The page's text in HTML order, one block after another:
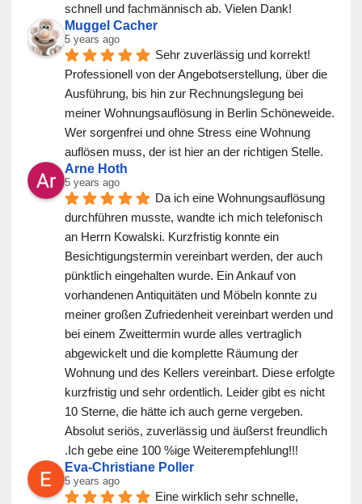
schnell und fachmännisch ab. Vielen Dank!
Muggel Cacher
5 years ago
Sehr zuverlässig und korrekt!
Professionell von der Angebotserstellung, über die
Ausführung, bis hin zur Rechnungslegung bei
meiner Wohnungsauflösung in Berlin Schöneweide.
Wer sorgenfrei und ohne Stress eine Wohnung
auflösen muss, der ist hier an der richtigen Stelle.
Arne Hoth
5 years ago
Da ich eine Wohnungsauflösung
durchführen musste, wandte ich mich telefonisch
an Herrn Kowalski. Kurzfristig konnte ein
Besichtigungstermin vereinbart werden, der auch
pünktlich eingehalten wurde. Ein Ankauf von
vorhandenen Antiquitäten und Möbeln konnte zu
meiner großen Zufriedenheit vereinbart werden und
bei einem Zweittermin wurde alles vertraglich
abgewickelt und die komplette Räumung der
Wohnung und des Kellers vereinbart. Diese erfolgte
kurzfristig und sehr ordentlich. Leider gibt es nicht
10 Sterne, die hätte ich auch gerne vergeben.
Absolut seriös, zuverlässig und äußerst freundlich
.Ich gebe eine 100 %ige Weiterempfehlung!!!
Eva-Christiane Poller
5 years ago
Eine wirklich sehr schnelle,